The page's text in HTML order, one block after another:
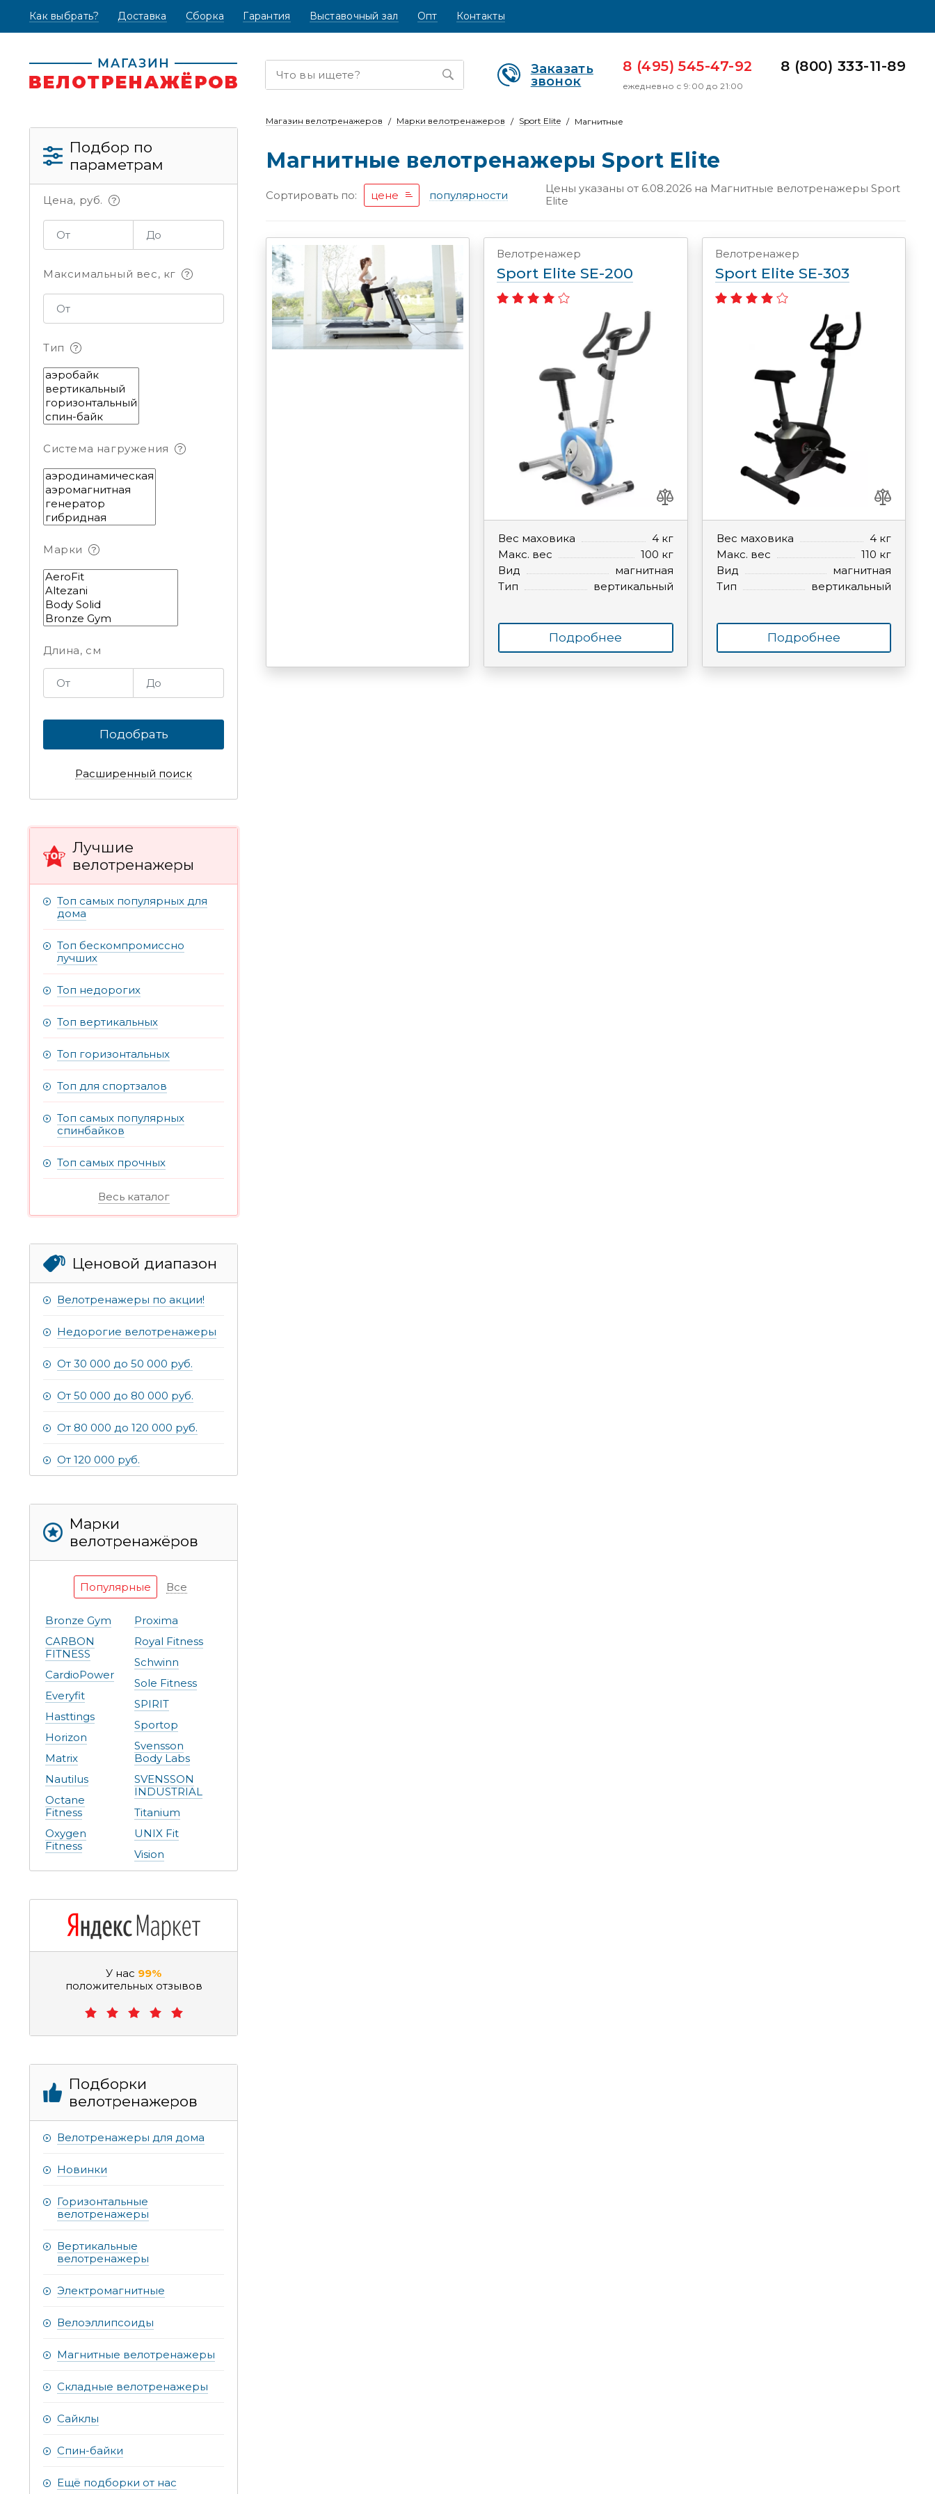
Как выбрать? (текущая)
Доставка Сборка Гарантия Выставочный зал Опт Контакты
Заказать
звонок
8 (495) 545-47-92
ежедневно с 9:00 до 21:00
8 (800) 333-11-89
Подбор по
параметрам
Цена, руб.
Максимальный вес, кг
Тип
Система нагружения
Марки
Длина, см
Подобрать
Расширенный поиск
Лучшие
велотренажеры
Топ самых популярных для
дома
Топ бескомпромиссно
лучших
Топ недорогих
Топ вертикальных
Топ горизонтальных
Топ для спортзалов
Топ самых популярных
спинбайков
Топ самых прочных
Весь каталог
Ценовой диапазон
Велотренажеры по акции!
Недорогие велотренажеры
От 30 000 до 50 000 руб.
От 50 000 до 80 000 руб.
От 80 000 до 120 000 руб.
От 120 000 руб.
Марки
велотренажёров
Популярные Все
Bronze Gym
CARBON
FITNESS
CardioPower
Everyfit
Hasttings
Horizon
Matrix
Nautilus
Octane
Fitness
Oxygen
Fitness
Proxima
Royal Fitness
Schwinn
Sole Fitness
SPIRIT
Sportop
Svensson
Body Labs
SVENSSON
INDUSTRIAL
Titanium
UNIX Fit
Vision
У нас 99%
положительных отзывов
Подборки
велотренажеров
Велотренажеры для дома
Новинки
Горизонтальные
велотренажеры
Вертикальные
велотренажеры
Электромагнитные
Велоэллипсоиды
Магнитные велотренажеры
Складные велотренажеры
Сайклы
Спин-байки
Ещё подборки от нас
Магазин велотренажеров Марки велотренажеров Sport Elite Магнитные
Магнитные велотренажеры Sport Elite
Сортировать по: цене популярности Цены указаны от 6.08.2026 на Магнитные велотренажеры Sport
Elite
Велотренажер
Sport Elite SE-200
Вес маховика
4 кг
Макс. вес
100 кг
Вид
магнитная
Тип
вертикальный
Подробнее
Велотренажер
Sport Elite SE-303
Вес маховика
4 кг
Макс. вес
110 кг
Вид
магнитная
Тип
вертикальный
Подробнее